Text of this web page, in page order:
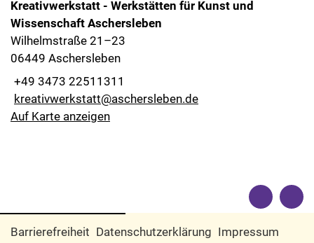
Kreativwerkstatt - Werkstätten für Kunst und
Wissenschaft Aschersleben
Wilhelmstraße 21–23
06449 Aschersleben
+49 3473 22511311
kreativwerkstatt@aschersleben.de
Auf Karte anzeigen
Barrierefreiheit Datenschutzerklärung Impressum